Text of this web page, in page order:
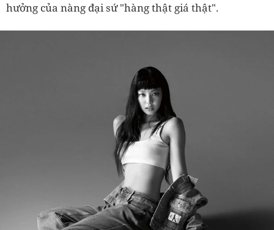
hưởng của nàng đại sứ "hàng thật giá thật".